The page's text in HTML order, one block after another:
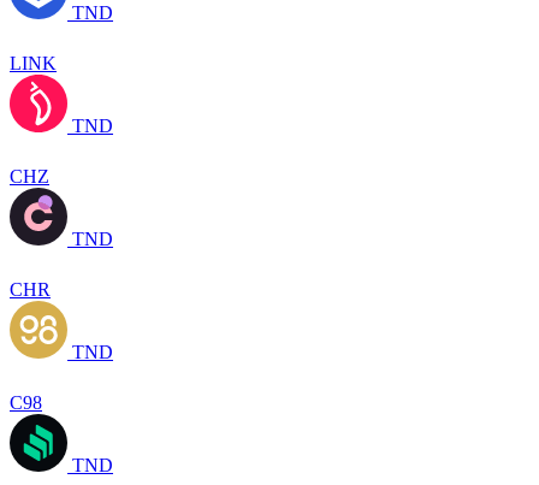
TND
LINK
TND
CHZ
TND
CHR
TND
C98
TND